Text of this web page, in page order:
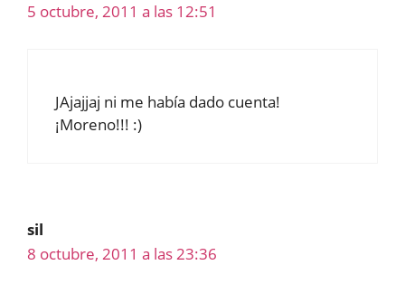
5 octubre, 2011 a las 12:51
JAjajjaj ni me había dado cuenta!
¡Moreno!!! :)
sil
8 octubre, 2011 a las 23:36